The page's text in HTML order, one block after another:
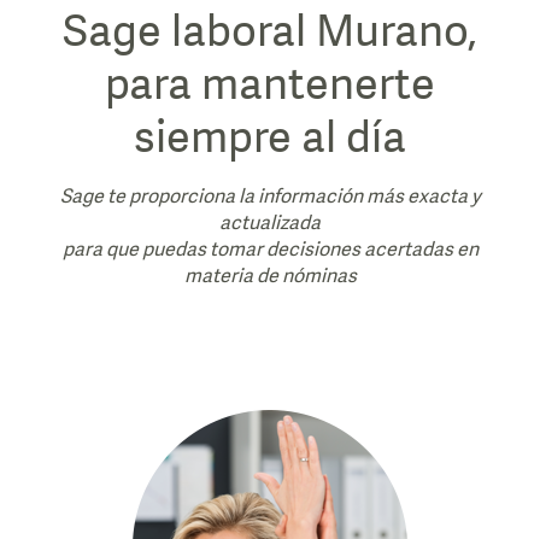
Sage laboral Murano,
para mantenerte
siempre al día
Sage te proporciona la información más exacta y
actualizada
para que puedas tomar decisiones acertadas en
materia de nóminas